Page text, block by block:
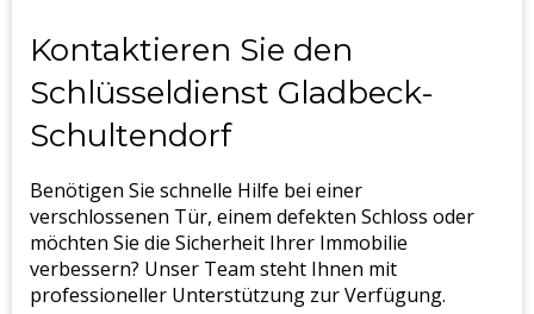
Kontaktieren Sie den
Schlüsseldienst Gladbeck-
Schultendorf
Benötigen Sie schnelle Hilfe bei einer
verschlossenen Tür, einem defekten Schloss oder
möchten Sie die Sicherheit Ihrer Immobilie
verbessern? Unser Team steht Ihnen mit
professioneller Unterstützung zur Verfügung.